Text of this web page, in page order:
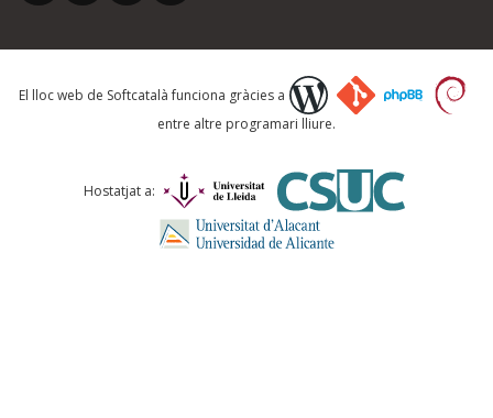
Què proposeu?
Comentari *
El lloc web de Softcatalà funciona gràcies a
entre altre programari lliure.
Hostatjat a: